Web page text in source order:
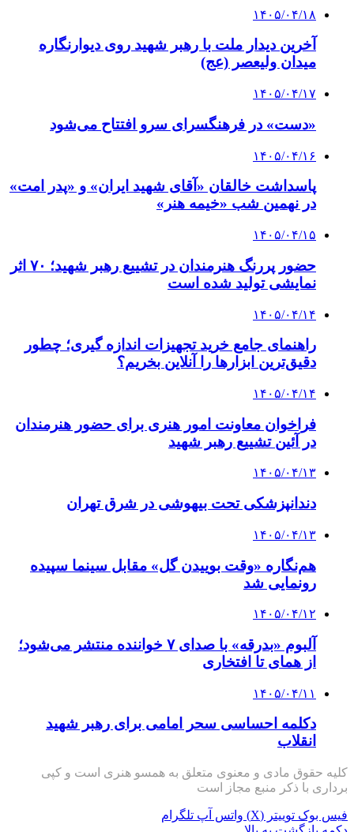
۱۴۰۵/۰۴/۱۸
آخرین دیدار ملت با رهبر شهید روی دیوارنگاره
میدان ولیعصر (عج)
۱۴۰۵/۰۴/۱۷
«دست» در فرهنگسرای سرو افتتاح می‌شود
۱۴۰۵/۰۴/۱۶
پاسداشت خالقان «آقای شهید ایران» و «پدر امت»
در نهمین شب «خیمه هنر»
۱۴۰۵/۰۴/۱۵
حضور پررنگ هنرمندان در تشییع رهبر شهید؛ ۷۰ اثر
نمایشی تولید شده است
۱۴۰۵/۰۴/۱۴
راهنمای جامع خرید تجهیزات اندازه گیری؛ چطور
دقیق‌ترین ابزارها را آنلاین بخریم؟
۱۴۰۵/۰۴/۱۴
فراخوان معاونت امور هنری برای حضور هنرمندان
در آئین تشییع رهبر شهید
۱۴۰۵/۰۴/۱۳
دندانپزشکی تحت بیهوشی در شرق تهران
۱۴۰۵/۰۴/۱۳
هم‌نگاره «وقت بوییدن گل» مقابل سینما سپیده
رونمایی شد
۱۴۰۵/۰۴/۱۲
آلبوم «بدرقه» با صدای ۷ خواننده منتشر می‌شود؛
از همای تا افتخاری
۱۴۰۵/۰۴/۱۱
دکلمه‌ احساسی سحر امامی برای رهبر شهید
انقلاب
کلیه حقوق مادی و معنوی متعلق به همسو هنری است و کپی
برداری با ذکر منبع مجاز است
فیس بوک توییتر (X) واتس آپ تلگرام